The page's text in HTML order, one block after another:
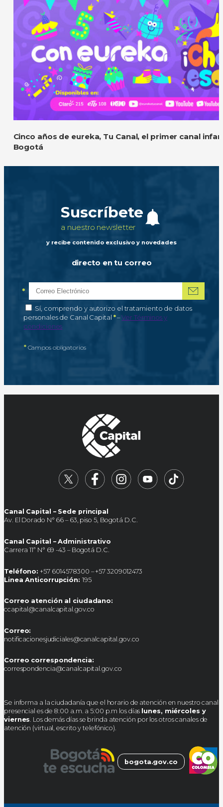
Cinco años de eureka, Tu Canal, el primer canal
Bogotá
Suscríbete
a nuestro newsletter
y recibe contenido exclusivo y novedades
directo en tu correo
Correo electrónico
*Campo obligatorio
Autorización de tratamiento de datos personales
Sí, comprendo y autorizo el tratamiento de datos
personales de Canal Capital *–Campo obligatorio
Ver Términos y
condiciones
*Campos obligatorios
Canal Capital – Sede principal
Av. El Dorado N° 66 – 63, piso 5, Bogotá D.C.
Canal Capital – Administrativo
Carrera 11ª N° 69 -43 – Bogotá D.C.
Teléfono: +57 6014578300 – +57 3209012473
Linea Anticorrupción: 195
Correo atención al ciudadano:
ccapital@canalcapital.gov.co
Correo:
notificacionesjudiciales@canalcapital.gov.co
Correo correspondencia:
correspondencia@canalcapital.gov.co
Se informa a la ciudadanía que el horario de atención en nuestro canal
presencial es de 8:00 a.m. a 5:00 p.m los días lunes, miércoles y
viernes. Los demás días se brinda atención por los otros canales de
atención (virtual, escrito y telefónico).
bogota.gov.co